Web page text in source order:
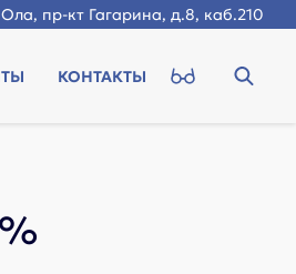
пр-кт Гагарина, д.8, каб.210
КОНТАКТЫ